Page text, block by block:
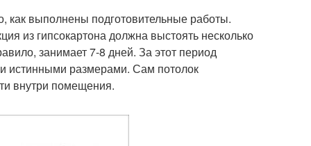
как выполнены подготовительные работы.
из гипсокартона должна выстоять несколько
занимает 7-8 дней. За этот период
истинными размерами. Сам потолок
внутри помещения.